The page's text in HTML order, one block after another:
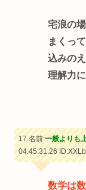
宅浪の
まくっ
込みの
理解力
17 名前:一般よりも
04:45:31.26
数学は